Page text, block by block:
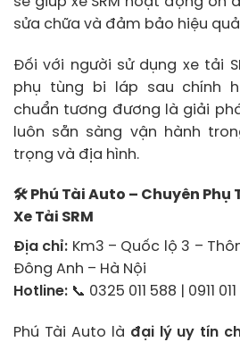
sửa chữa và đảm bảo hiệu
Đối với người sử dụng xe tải
phụ tùng bi láp sau chính
chuẩn tương đương là giải
luôn sẵn sàng vận hành
trọng và địa hình.
🛠 Phú Tài Auto – Chuyên Phụ
Xe Tải SRM
Địa chỉ: Km3 – Quốc lộ 3 –
Đông Anh – Hà Nội
Hotline: 📞 0325 011 588 | 0911
Phú Tài Auto là đại lý uy tín